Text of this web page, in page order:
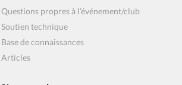
Questions propres à l’événement/club
Soutien technique
Base de connaissances
Articles